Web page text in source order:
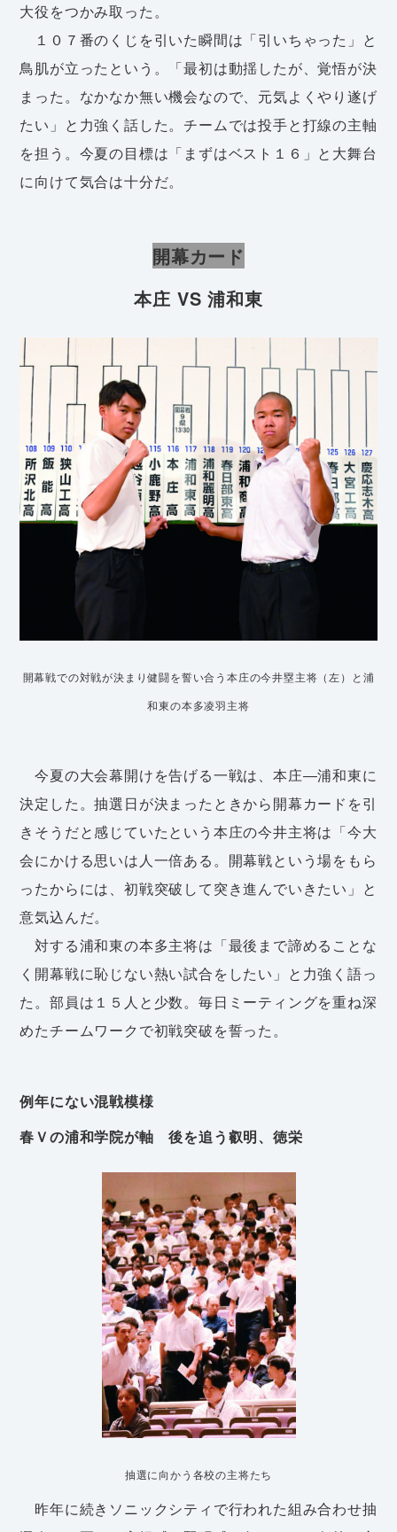
大役をつかみ取った。
１０７番のくじを引いた瞬間は「引いちゃった」と
鳥肌が立ったという。「最初は動揺したが、覚悟が決
まった。なかなか無い機会なので、元気よくやり遂げ
たい」と力強く話した。チームでは投手と打線の主軸
を担う。今夏の目標は「まずはベスト１６」と大舞台
に向けて気合は十分だ。
開幕カード
本庄 VS 浦和東
開幕戦での対戦が決まり健闘を誓い合う本庄の今井塁主将（左）と浦
和東の本多凌羽主将
今夏の大会幕開けを告げる一戦は、本庄―浦和東に
決定した。抽選日が決まったときから開幕カードを引
きそうだと感じていたという本庄の今井主将は「今大
会にかける思いは人一倍ある。開幕戦という場をもら
ったからには、初戦突破して突き進んでいきたい」と
意気込んだ。
対する浦和東の本多主将は「最後まで諦めることな
く開幕戦に恥じない熱い試合をしたい」と力強く語っ
た。部員は１５人と少数。毎日ミーティングを重ね深
めたチームワークで初戦突破を誓った。
例年にない混戦模様
春Ｖの浦和学院が軸 後を追う叡明、徳栄
抽選に向かう各校の主将たち
昨年に続きソニックシティで行われた組み合わせ抽